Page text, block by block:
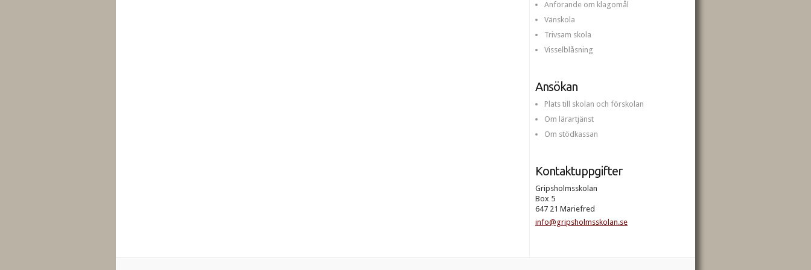
Anförande om klagomål
Vänskola
Trivsam skola
Visselblåsning
Ansökan
Plats till skolan och förskolan
Om lärartjänst
Om stödkassan
Kontaktuppgifter
Gripsholmsskolan
Box 5
647 21 Mariefred
info@gripsholmsskolan.se